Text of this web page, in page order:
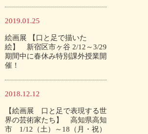
2019.01.25
絵画展 【口と足で描いた
絵】 新宿区市ヶ谷 2/12～3/29
期間中に春休み特別課外授業開
催！
2018.12.12
【絵画展 口と足で表現する世
界の芸術家たち】 高知県高知
市 1/12（土）～18（月・祝）